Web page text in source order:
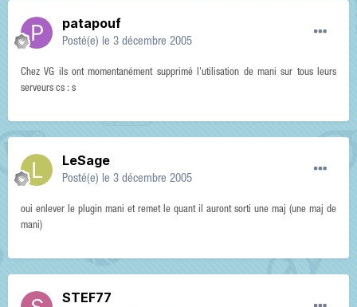
patapouf
Posté(e) le 3 décembre 2005
Chez VG ils ont momentanément supprimé l'utilisation de mani sur tous leurs
serveurs cs : s
LeSage
Posté(e) le 3 décembre 2005
oui enlever le plugin mani et remet le quant il auront sorti une maj (une maj de
mani)
STEF77